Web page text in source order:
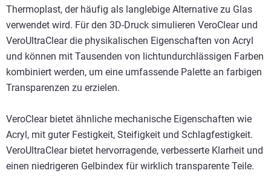
Thermoplast, der häufig als langlebige Alternative zu Glas
verwendet wird. Für den 3D-Druck simulieren VeroClear und
VeroUltraClear die physikalischen Eigenschaften von Acryl
und können mit Tausenden von lichtundurchlässigen Farben
kombiniert werden, um eine umfassende Palette an farbigen
Transparenzen zu erzielen.
VeroClear bietet ähnliche mechanische Eigenschaften wie
Acryl, mit guter Festigkeit, Steifigkeit und Schlagfestigkeit.
VeroUltraClear bietet hervorragende, verbesserte Klarheit und
einen niedrigeren Gelbindex für wirklich transparente Teile.